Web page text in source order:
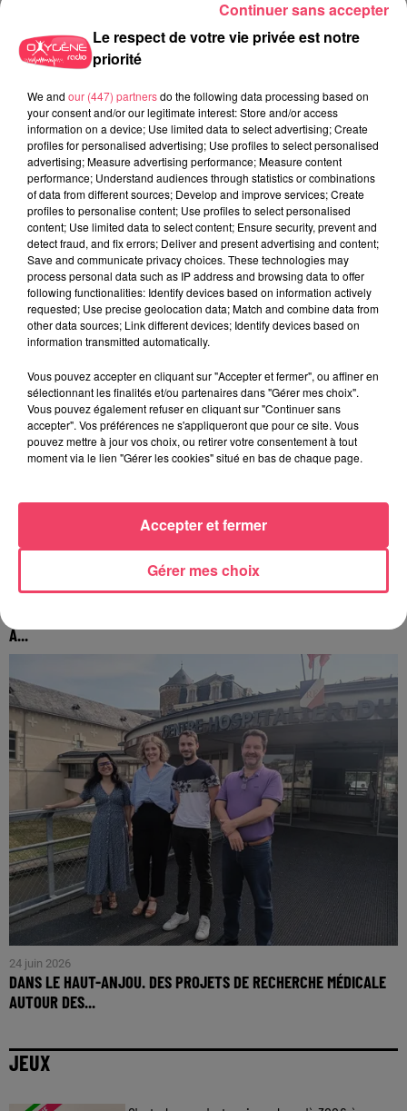
8 juillet 2026
HAUT-ANJOU. DES FEUX D'ARTIFICE ANNULÉS EN RAISON DES
FORTES CHALEURS
30 juin 2026
À...
24 juin 2026
DANS LE HAUT-ANJOU. DES PROJETS DE RECHERCHE MÉDICALE
AUTOUR DES...
JEUX
Le respect de votre vie privée est notre
priorité
We and our (447) partnersdo the following data processing based on
your consent and/or our legitimate interest: Store and/or access
information on a device; Use limited data to select advertising; Create
profiles for personalised advertising; Use profiles to select personalised
advertising; Measure advertising performance; Measure content
performance; Understand audiences through statistics or combinations
of data from different sources; Develop and improve services; Create
profiles to personalise content; Use profiles to select personalised
content; Use limited data to select content; Ensure security, prevent and
detect fraud, and fix errors; Deliver and present advertising and content;
Save and communicate privacy choices. These technologies may
process personal data such as IP address and browsing data to offer
following functionalities: Identify devices based on information actively
requested; Use precise geolocation data; Match and combine data from
other data sources; Link different devices; Identify devices based on
information transmitted automatically.
Vous pouvez accepter en cliquant sur "Accepter et fermer", ou affiner en
sélectionnant les finalités et/ou partenaires dans "Gérer mes choix".
Vous pouvez également refuser en cliquant sur "Continuer sans
accepter". Vos préférences ne s'appliqueront que pour ce site. Vous
pouvez mettre à jour vos choix, ou retirer votre consentement à tout
moment via le lien "Gérer les cookies" situé en bas de chaque page.
Gérer mes choix
Accepter et fermer
Continuer sans accepter